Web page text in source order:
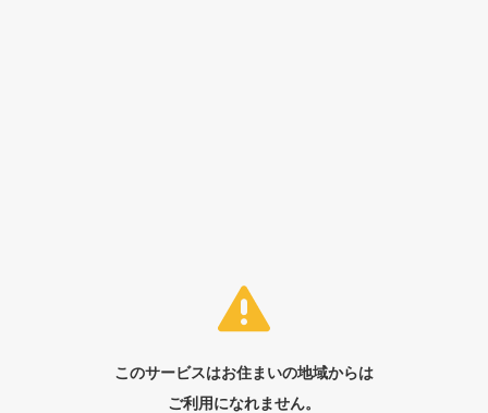
このサービスはお住まいの地域からは
ご利用になれません。